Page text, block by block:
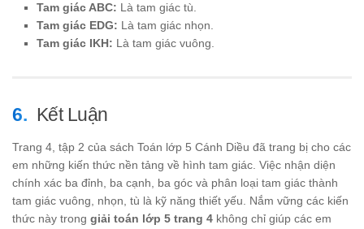
Tam giác ABC: Là tam giác tù.
Tam giác EDG: Là tam giác nhọn.
Tam giác IKH: Là tam giác vuông.
Kết Luận
Trang 4, tập 2 của sách Toán lớp 5 Cánh Diều đã trang bị cho các
em những kiến thức nền tảng về hình tam giác. Việc nhận diện
chính xác ba đỉnh, ba cạnh, ba góc và phân loại tam giác thành
tam giác vuông, nhọn, tù là kỹ năng thiết yếu. Nắm vững các kiến
thức này trong giải toán lớp 5 trang 4 không chỉ giúp các em